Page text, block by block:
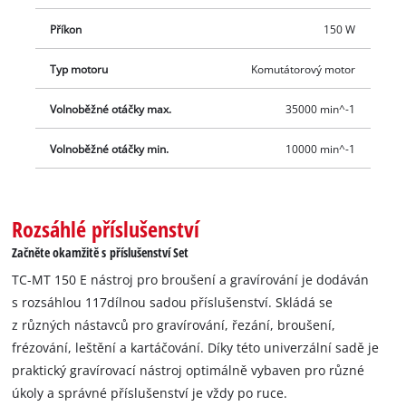
Příkon 150 W
Typ motoru Komutátorový motor
Volnoběžné otáčky max. 35000 min^-1
Volnoběžné otáčky min. 10000 min^-1
Rozsáhlé příslušenství
Začněte okamžitě s příslušenství Set
TC-MT 150 E nástroj pro broušení a gravírování je dodáván
s rozsáhlou 117dílnou sadou příslušenství. Skládá se
z různých nástavců pro gravírování, řezání, broušení,
frézování, leštění a kartáčování. Díky této univerzální sadě je
praktický gravírovací nástroj optimálně vybaven pro různé
úkoly a správné příslušenství je vždy po ruce.